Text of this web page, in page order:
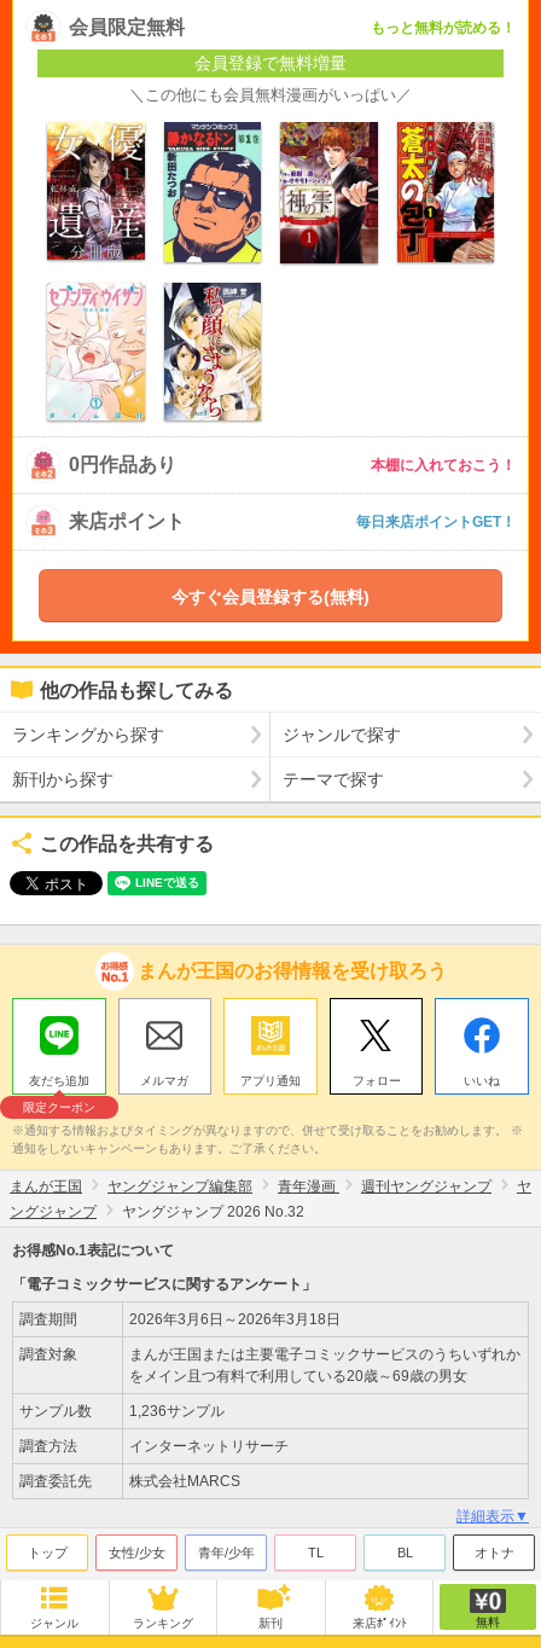
会員限定無料 もっと無料が読める！
会員登録で無料増量
＼この他にも会員無料漫画がいっぱい／
0円作品あり 本棚に入れておこう！
来店ポイント 毎日来店ポイントGET！
今すぐ会員登録する(無料)
他の作品も探してみる
ランキングから探す ジャンルで探す
新刊から探す テーマで探す
この作品を共有する
まんが王国のお得情報を受け取ろう
友だち追加
限定クーポン
メルマガ アプリ通知 フォロー いいね
※通知する情報およびタイミングが異なりますので、併せて受け取ることをお勧めします。 ※
通知をしないキャンペーンもあります。ご了承ください。
まんが王国 ヤングジャンプ編集部 青年漫画 週刊ヤングジャンプ
ヤ
ングジャンプ
ヤングジャンプ 2026 No.32
お得感No.1表記について
「電子コミックサービスに関するアンケート」
調査期間 2026年3月6日～2026年3月18日
調査対象
まんが王国または主要電子コミックサービスのうちいずれか
をメイン且つ有料で利用している20歳～69歳の男女
サンプル数 1,236サンプル
調査方法 インターネットリサーチ
調査委託先 株式会社MARCS
詳細表示▼
トップ 女性/少女 青年/少年 TL BL オトナ
ジャンル ランキング 新刊 来店ﾎﾟｲﾝﾄ 無料